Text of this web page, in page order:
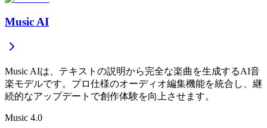
Music AI
Music AIは、テキストの説明から完全な楽曲を生成するAI音
楽モデルです。プロ仕様のオーディオ編集機能を統合し、継
続的なアップデートで創作体験を向上させます。
Music 4.0